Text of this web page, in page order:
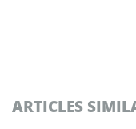
ARTICLES